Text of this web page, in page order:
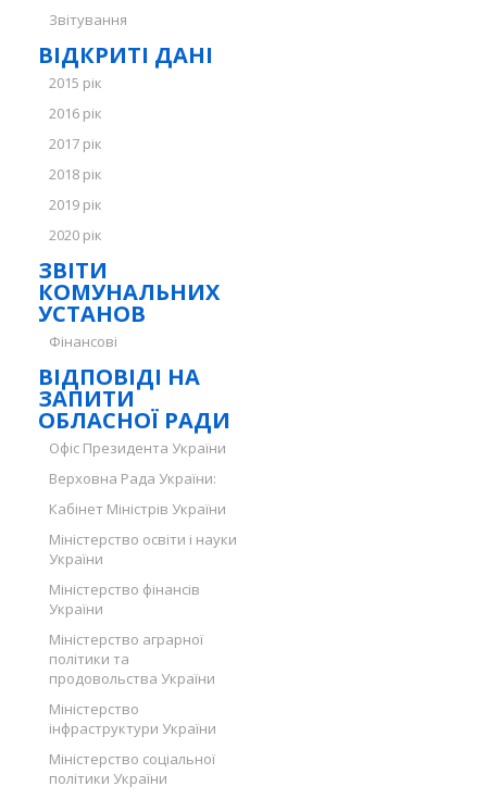
Звітування
ВІДКРИТІ ДАНІ
2015 рік
2016 рік
2017 рік
2018 рік
2019 рік
2020 рік
ЗВІТИ
КОМУНАЛЬНИХ
УСТАНОВ
Фінансові
ВІДПОВІДІ НА
ЗАПИТИ
ОБЛАСНОЇ РАДИ
Офіс Президента України
Верховна Рада України:
Кабінет Міністрів України
Міністерство освіти і науки
України
Міністерство фінансів
України
Міністерство аграрної
політики та
продовольства України
Міністерство
інфраструктури України
Міністерство соціальної
політики України